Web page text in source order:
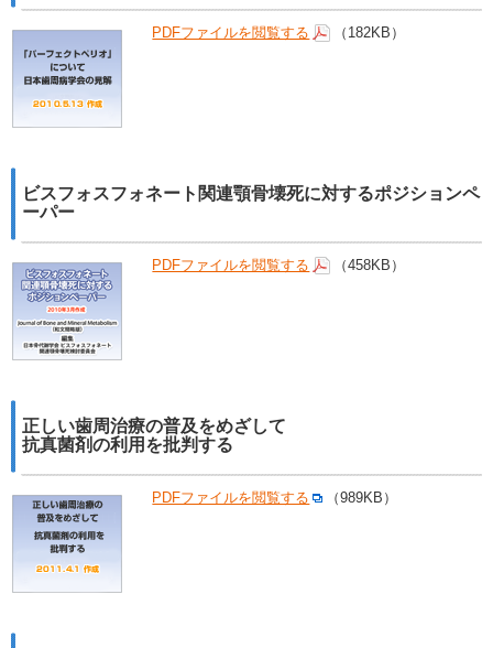
PDFファイルを閲覧する （182KB）
ビスフォスフォネート関連顎骨壊死に対するポジションペ
ーパー
PDFファイルを閲覧する （458KB）
正しい歯周治療の普及をめざして
抗真菌剤の利用を批判する
PDFファイルを閲覧する （989KB）